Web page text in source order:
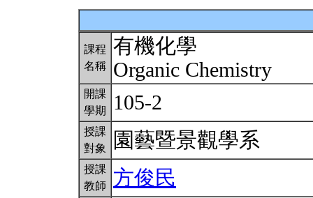
課程
名稱
有機化學
Organic Chemistry
開課
學期
105-2
授課
對象
園藝暨景觀學系
授課
教師
方俊民